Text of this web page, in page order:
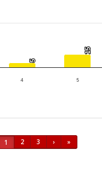
5
5
15
15
4 5
1 2 3 › »